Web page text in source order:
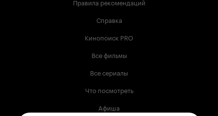
Правила рекомендаций
Справка
Кинопоиск PRO
Все фильмы
Все сериалы
Что посмотреть
Афиша